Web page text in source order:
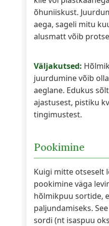
õhuniiskust.
aega, sageli mitu
alusmatt võib
Väljakutsed:
juurdumine võib
aeglane. Edukus
ajastusest, pistiku
tingimustest.
Pookimine
Kuigi mitte otseselt
pookimine väga
hõlmikpuu sortide,
paljundamiseks.
sordi (nt isaspuu